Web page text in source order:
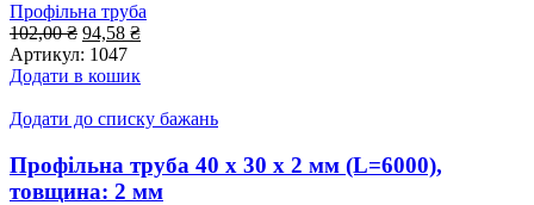
Профільна труба
102,00₴ Оригінальна
ціна:
102,00 ₴.
94,58 ₴Поточна
94,58 ₴.
Артикул: 1047
Додати в кошик
Додати до списку бажань
Профільна труба 40 x 30 x 2 мм (L=6000),
товщина: 2 мм